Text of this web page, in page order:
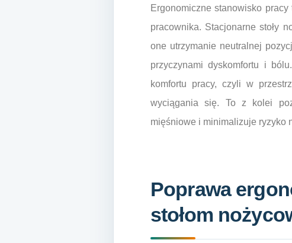
Ergonomiczne stanowisko
pracownika. Stacjonarne stoły
one utrzymanie neutralnej
przyczynami dyskomfortu i
komfortu pracy, czyli w
wyciągania się. To z kolei
mięśniowe i minimalizuje ryzyko
Poprawa
stołom